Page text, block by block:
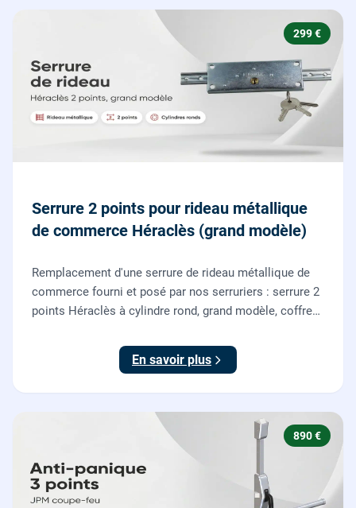
299 €
Serrure 2 points pour rideau métallique
de commerce Héraclès (grand modèle)
Remplacement d'une serrure de rideau métallique de
commerce fourni et posé par nos serruriers : serrure 2
points Héraclès à cylindre rond, grand modèle, coffre
des deux points de verrouillage.
En savoir plus
890 €